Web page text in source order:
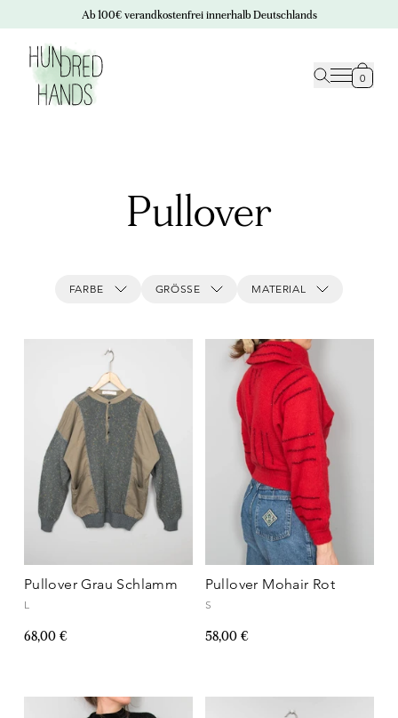
Ab 100€ verandkostenfrei innerhalb Deutschlands
0
Pullover
FARBE GRÖSSE MATERIAL
Pullover Grau Schlamm
L
68,00 €
Pullover Mohair Rot
S
58,00 €